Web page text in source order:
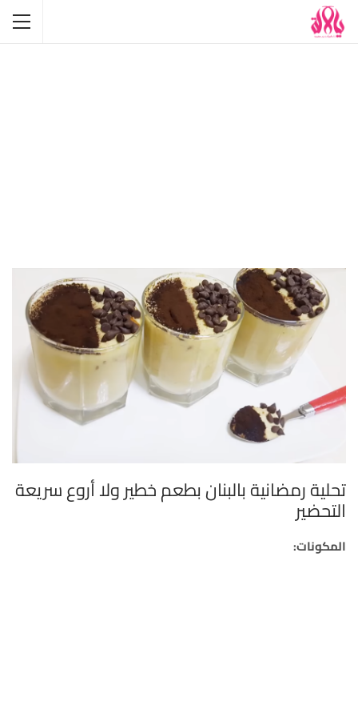
تحلية رمضانية بالبنان بطعم خطير ولا أروع سريعة
التحضير
المكونات: